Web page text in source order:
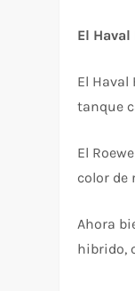
El Haval
El
tanque
El
color de
Ahora
hibrido,